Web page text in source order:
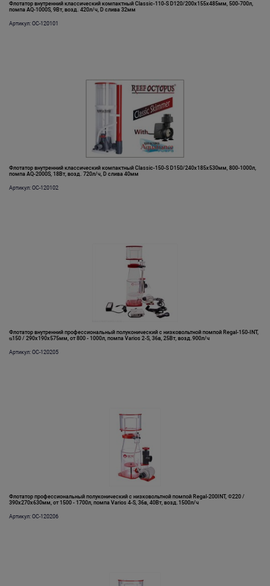
Флотатор внутренний классический компактный Classic-110-S D120/200х155х485мм, 500-700л,
помпа AQ-1000S, 9Вт, возд. 420л/ч, D слива 32мм
Артикул: OC-120101
Флотатор внутренний классический компактный Classic-150-S D150/240х185х530мм, 800-1000л,
помпа AQ-2000S, 18Вт, возд. 720л/ч, D слива 40мм
Артикул: OC-120102
Флотатор внутренний профессиональный полуконический с низковольтной помпой Regal-150-INT,
ᴓ150 / 290х190х575мм, от 800 - 1000л, помпа Varios 2-S, 36в, 25Вт, возд.900л/ч
Артикул: OC-120205
Флотатор профессиональный полуконический с низковольтной помпой Regal-200INT, Φ220 /
390х270х630мм, от 1500 - 1700л, помпа Varios 4-S, 36в, 40Вт, возд.1500л/ч
Артикул: OC-120206